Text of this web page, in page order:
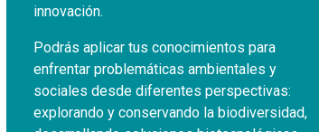
innovación.
Podrás aplicar tus conocimientos para
enfrentar problemáticas ambientales y
sociales desde diferentes perspectivas:
explorando y conservando la biodiversidad,